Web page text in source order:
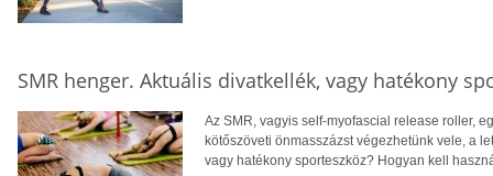
SMR henger. Aktuális divatkellék, vagy hatékony
Az SMR, vagyis self-myofascial release roller,
kötőszöveti önmasszázst végezhetünk vele, a
vagy hatékony sporteszköz? Hogyan kell